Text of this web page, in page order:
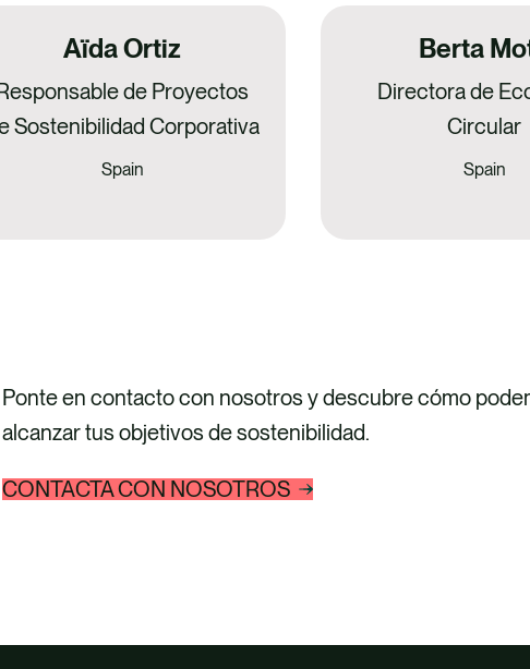
Aïda Ortiz
de Proyectos
Sostenibilidad Corporativa
Spain
Berta
Directora de
Circular
Spain
Ponte en contacto con nosotros y descubre cómo
alcanzar tus objetivos de sostenibilidad.
CONTACTA CON NOSOTROS